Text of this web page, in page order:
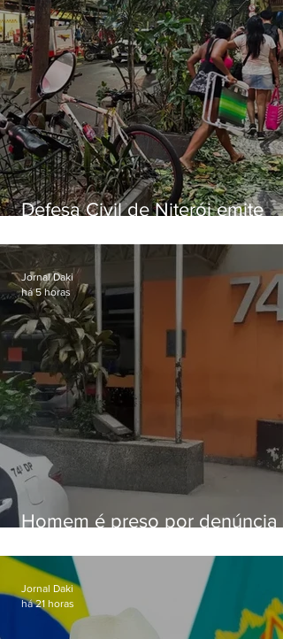
Defesa Civil de Niterói emite
sexta-feira (07)
Homem é preso por denúncia
Alcântara
Jornal Daki
há 5 horas
Jornal Daki
há 21 horas